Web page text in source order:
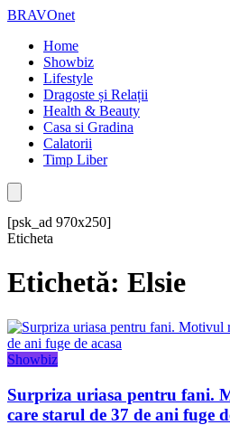
BRAVOnet
Home
Showbiz
Lifestyle
Dragoste și Relații
Health & Beauty
Casa si Gradina
Calatorii
Timp Liber
[psk_ad 970x250]
Eticheta
Etichetă: Elsie
Showbiz
Surpriza uriasa pentru fani.
care starul de 37 de ani fuge